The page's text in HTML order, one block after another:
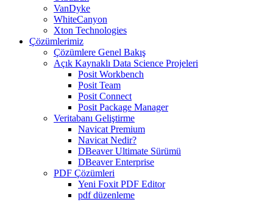
VanDyke
WhiteCanyon
Xton Technologies
Çözümlerimiz
Çözümlere Genel Bakış
Açık Kaynaklı Data Science Projeleri
Posit Workbench
Posit Team
Posit Connect
Posit Package Manager
Veritabanı Geliştirme
Navicat Premium
Navicat Nedir?
DBeaver Ultimate Sürümü
DBeaver Enterprise
PDF Çözümleri
Yeni Foxit PDF Editor
pdf düzenleme